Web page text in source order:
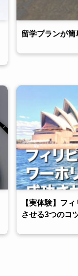
留学プランが簡
【実体験】フ
させる3つのコ